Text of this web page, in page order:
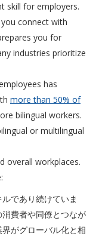
skill for employers.
connect with
you for
industries prioritize
has
more than 50% of
bilingual workers.
or multilingual
overall workplaces.
であり続けていま
費者や同僚とつなが
がグローバル化と相